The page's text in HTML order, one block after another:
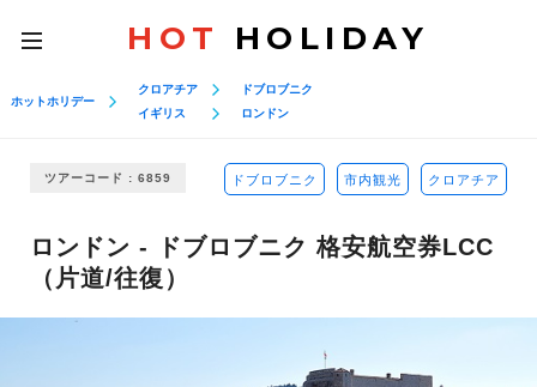
toggle
navigation
HOT HOLIDAY
ホットホリデー
クロアチア
イギリス
ドブロブニク
ロンドン
ツアーコード : 6859 ドブロブニク 市内観光 クロアチア
ロンドン - ドブロブニク 格安航空券LCC
（片道/往復）